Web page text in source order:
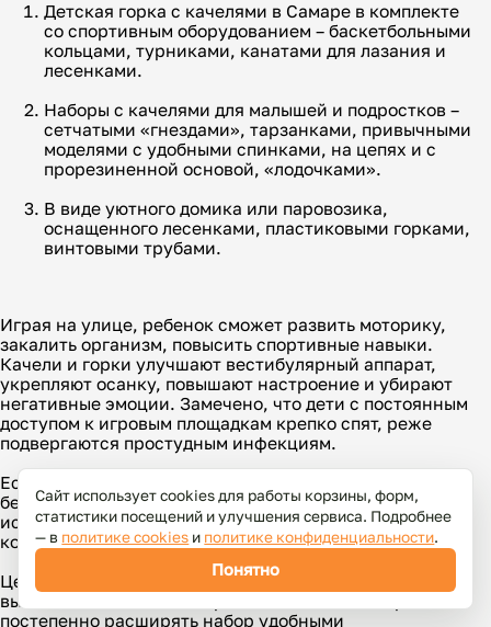
Детская горка с качелями в Самаре в комплекте
со спортивным оборудованием – баскетбольными
кольцами, турниками, канатами для лазания и
лесенками.
Наборы с качелями для малышей и подростков –
сетчатыми «гнездами», тарзанками, привычными
моделями с удобными спинками, на цепях и с
прорезиненной основой, «лодочками».
В виде уютного домика или паровозика,
оснащенного лесенками, пластиковыми горками,
винтовыми трубами.
Играя на улице, ребенок сможет развить моторику,
закалить организм, повысить спортивные навыки.
Качели и горки улучшают вестибулярный аппарат,
укрепляют осанку, повышают настроение и убирают
негативные эмоции. Замечено, что дети с постоянным
доступом к игровым площадкам крепко спят, реже
подвергаются простудным инфекциям.
Если заказать комплекс в «Крошкин дворик»,
беспокоиться о здоровье малыша не придется. Мы
используем безопасные материалы, поставляем
конструкции с гарантией сборки и качества до года.
Цена на уличный спортивный комплекс с качелями
выгодная. Несложно выбрать оптимальный вариант и
постепенно расширять набор удобными
Сайт использует cookies для работы корзины, форм,
статистики посещений и улучшения сервиса. Подробнее
— в политике cookies и политике конфиденциальности.
Понятно